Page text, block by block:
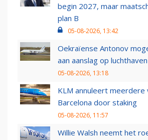
begin 2027, maar
plan B
05-08-2026, 13:42
Oekraïense Antonov
aan aanslag op
05-08-2026, 13:18
KLM annuleert meerdere
Barcelona door staking
05-08-2026, 11:57
Willie Walsh neemt het